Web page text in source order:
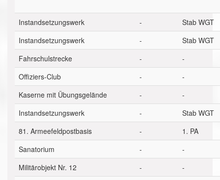
Instandsetzungswerk -
Stab WGT
Instandsetzungswerk
-
Stab WGT
Fahrschulstrecke
-
-
Offiziers-Club
-
-
Kaserne mit Übungsgelände
-
-
Instandsetzungswerk
-
Stab WGT
81. Armeefeldpostbasis
-
1. PA
Sanatorium
-
-
Militärobjekt Nr. 12
-
-